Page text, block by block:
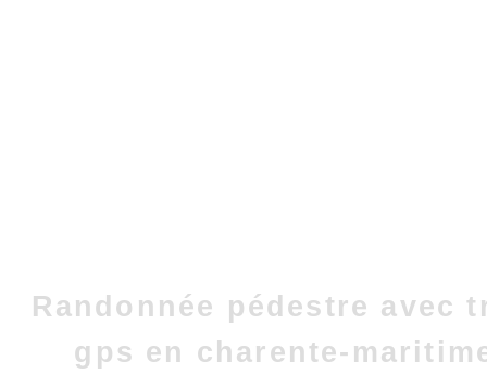
Randonnée pédestre avec
gps en charente-